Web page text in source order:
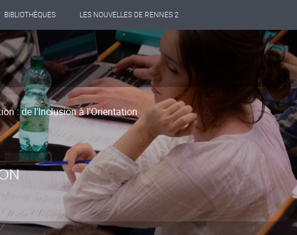
BIBLIOTHÈQUES LES NOUVELLES DE RENNES 2
: de l'Inclusion à l'Orientation